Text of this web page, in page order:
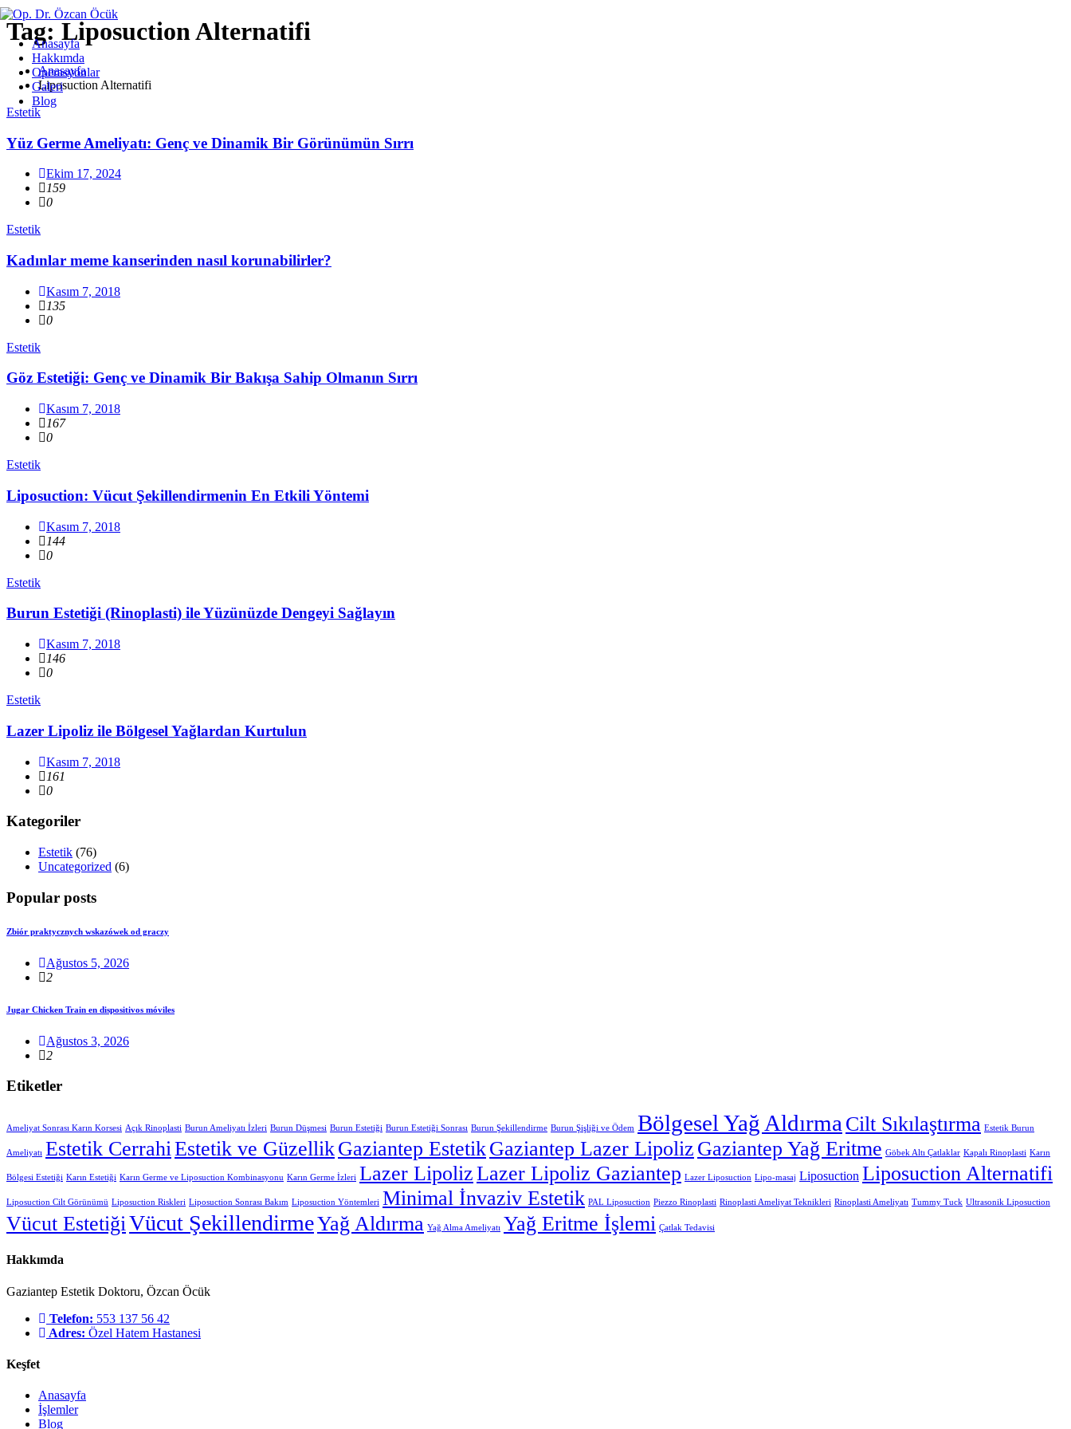
Anasayfa
Hakkımda
Operasyonlar
Galeri
Blog
Tag: Liposuction Alternatifi
Anasayfa
Liposuction Alternatifi
Estetik
Yüz Germe Ameliyatı: Genç ve Dinamik Bir Görünümün Sırrı
Ekim 17, 2024
159
0
Estetik
Kadınlar meme kanserinden nasıl korunabilirler?
Kasım 7, 2018
135
0
Estetik
Göz Estetiği: Genç ve Dinamik Bir Bakışa Sahip Olmanın Sırrı
Kasım 7, 2018
167
0
Estetik
Liposuction: Vücut Şekillendirmenin En Etkili Yöntemi
Kasım 7, 2018
144
0
Estetik
Burun Estetiği (Rinoplasti) ile Yüzünüzde Dengeyi Sağlayın
Kasım 7, 2018
146
0
Estetik
Lazer Lipoliz ile Bölgesel Yağlardan Kurtulun
Kasım 7, 2018
161
0
Kategoriler
Estetik (76)
Uncategorized (6)
Popular posts
Zbiór praktycznych wskazówek od graczy
Ağustos 5, 2026
2
Jugar Chicken Train en dispositivos móviles
Ağustos 3, 2026
2
Etiketler
Ameliyat Sonrası Karın Korsesi Açık Rinoplasti Burun Ameliyatı İzleri Burun Düşmesi Burun Estetiği Burun Estetiği Sonrası Burun Şekillendirme Burun Şişliği ve Ödem Bölgesel Yağ Aldırma Cilt Sıkılaştırma Estetik Burun
Ameliyatı Estetik Cerrahi Estetik ve GüzellikGaziantep EstetikGaziantep Lazer Lipoliz Gaziantep Yağ Eritme Göbek Altı Çatlaklar Kapalı Rinoplasti Karın
Bölgesi Estetiği Karın Estetiği Karın Germe ve Liposuction Kombinasyonu Karın Germe İzleri Lazer LipolizLazer Lipoliz Gaziantep Lazer Liposuction Lipo-masaj Liposuction Liposuction Alternatifi
Liposuction Cilt Görünümü Liposuction Riskleri Liposuction Sonrası Bakım Liposuction Yöntemleri Minimal İnvaziv Estetik PAL Liposuction Piezzo Rinoplasti Rinoplasti Ameliyat Teknikleri Rinoplasti Ameliyatı Tummy Tuck Ultrasonik Liposuction
Vücut Estetiği Vücut ŞekillendirmeYağ Aldırma Yağ Alma Ameliyatı Yağ Eritme İşlemi Çatlak Tedavisi
Hakkımda
Gaziantep Estetik Doktoru, Özcan Öcük
Telefon: 553 137 56 42
Adres: Özel Hatem Hastanesi
Keşfet
Anasayfa
İşlemler
Blog